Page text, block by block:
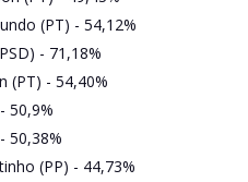
(PT) - 54,12%
- 71,18%
(PT) - 54,40%
50,9%
50,38%
(PP) - 44,73%